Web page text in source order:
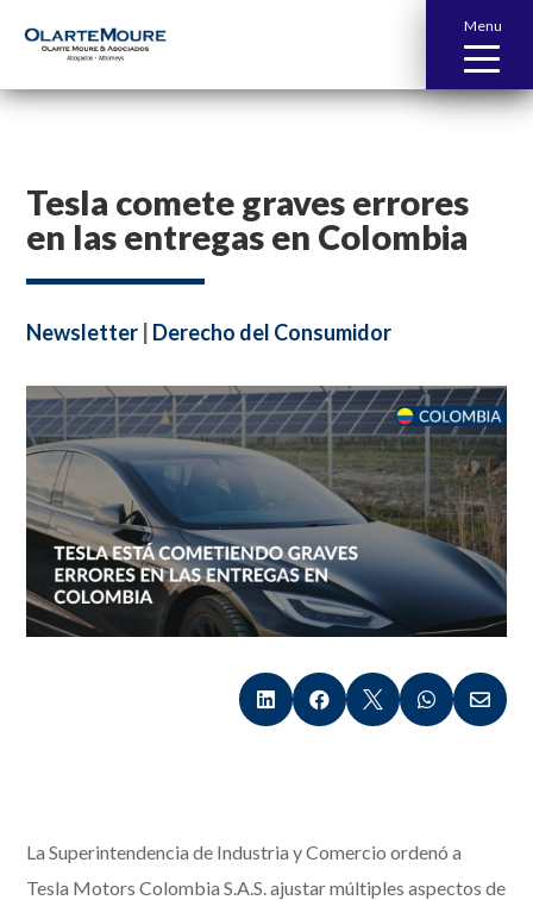
Menu
Tesla comete graves errores
en las entregas en Colombia
Newsletter Derecho del Consumidor
    
La Superintendencia de Industria y Comercio ordenó a
Tesla Motors Colombia S.A.S. ajustar múltiples aspectos de